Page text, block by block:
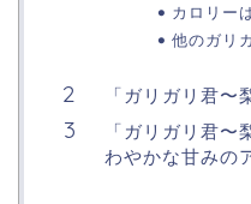
カロリー
他のガリ
「ガリガリ君〜
「ガリガリ君〜
わやかな甘みの